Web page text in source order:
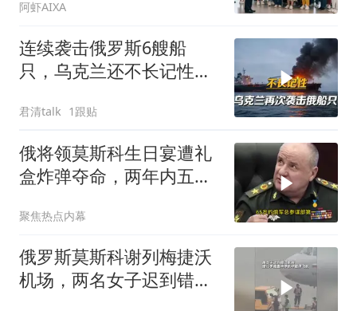
阿虾AIXA
连续袭击俄罗斯6艘船
只，乌克兰还不长记性，
君清talk 1跟贴
俄将领莫斯科生日宴遭礼
盒炸弹夺命，两年内五人
聚焦热点内幕
俄罗斯莫斯科谢列梅捷沃
机场，两名女子迟到错过